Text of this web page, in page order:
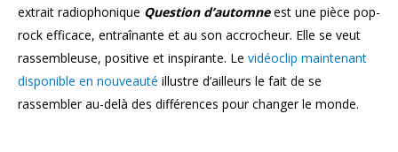
extrait radiophonique Question d’automneest une pièce pop-
rock efficace, entraînante et au son accrocheur. Elle se veut
rassembleuse, positive et inspirante. Le vidéoclip maintenant
disponible en nouveauté illustre d’ailleurs le fait de se
rassembler au-delà des différences pour changer le monde.